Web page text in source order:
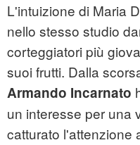
L'intuizione di Maria
nello stesso studio
corteggiatori più
suoi frutti. Dalla
Armando Incarnato
un interesse per una
catturato l'attenzione